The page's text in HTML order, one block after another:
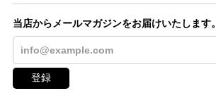
当店からメールマガジンをお届けいたします。
登録